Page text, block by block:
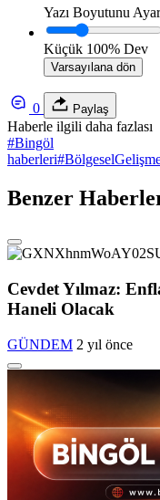
Yazı Boyutunu
Küçük 100% Dev
Varsayılana dön
0 Paylaş
Haberle ilgili daha fazlası
#Bingöl
haberleri#
Benzer
Cevdet Yılmaz:
Haneli Olacak
GÜNDEM 2 yıl önce